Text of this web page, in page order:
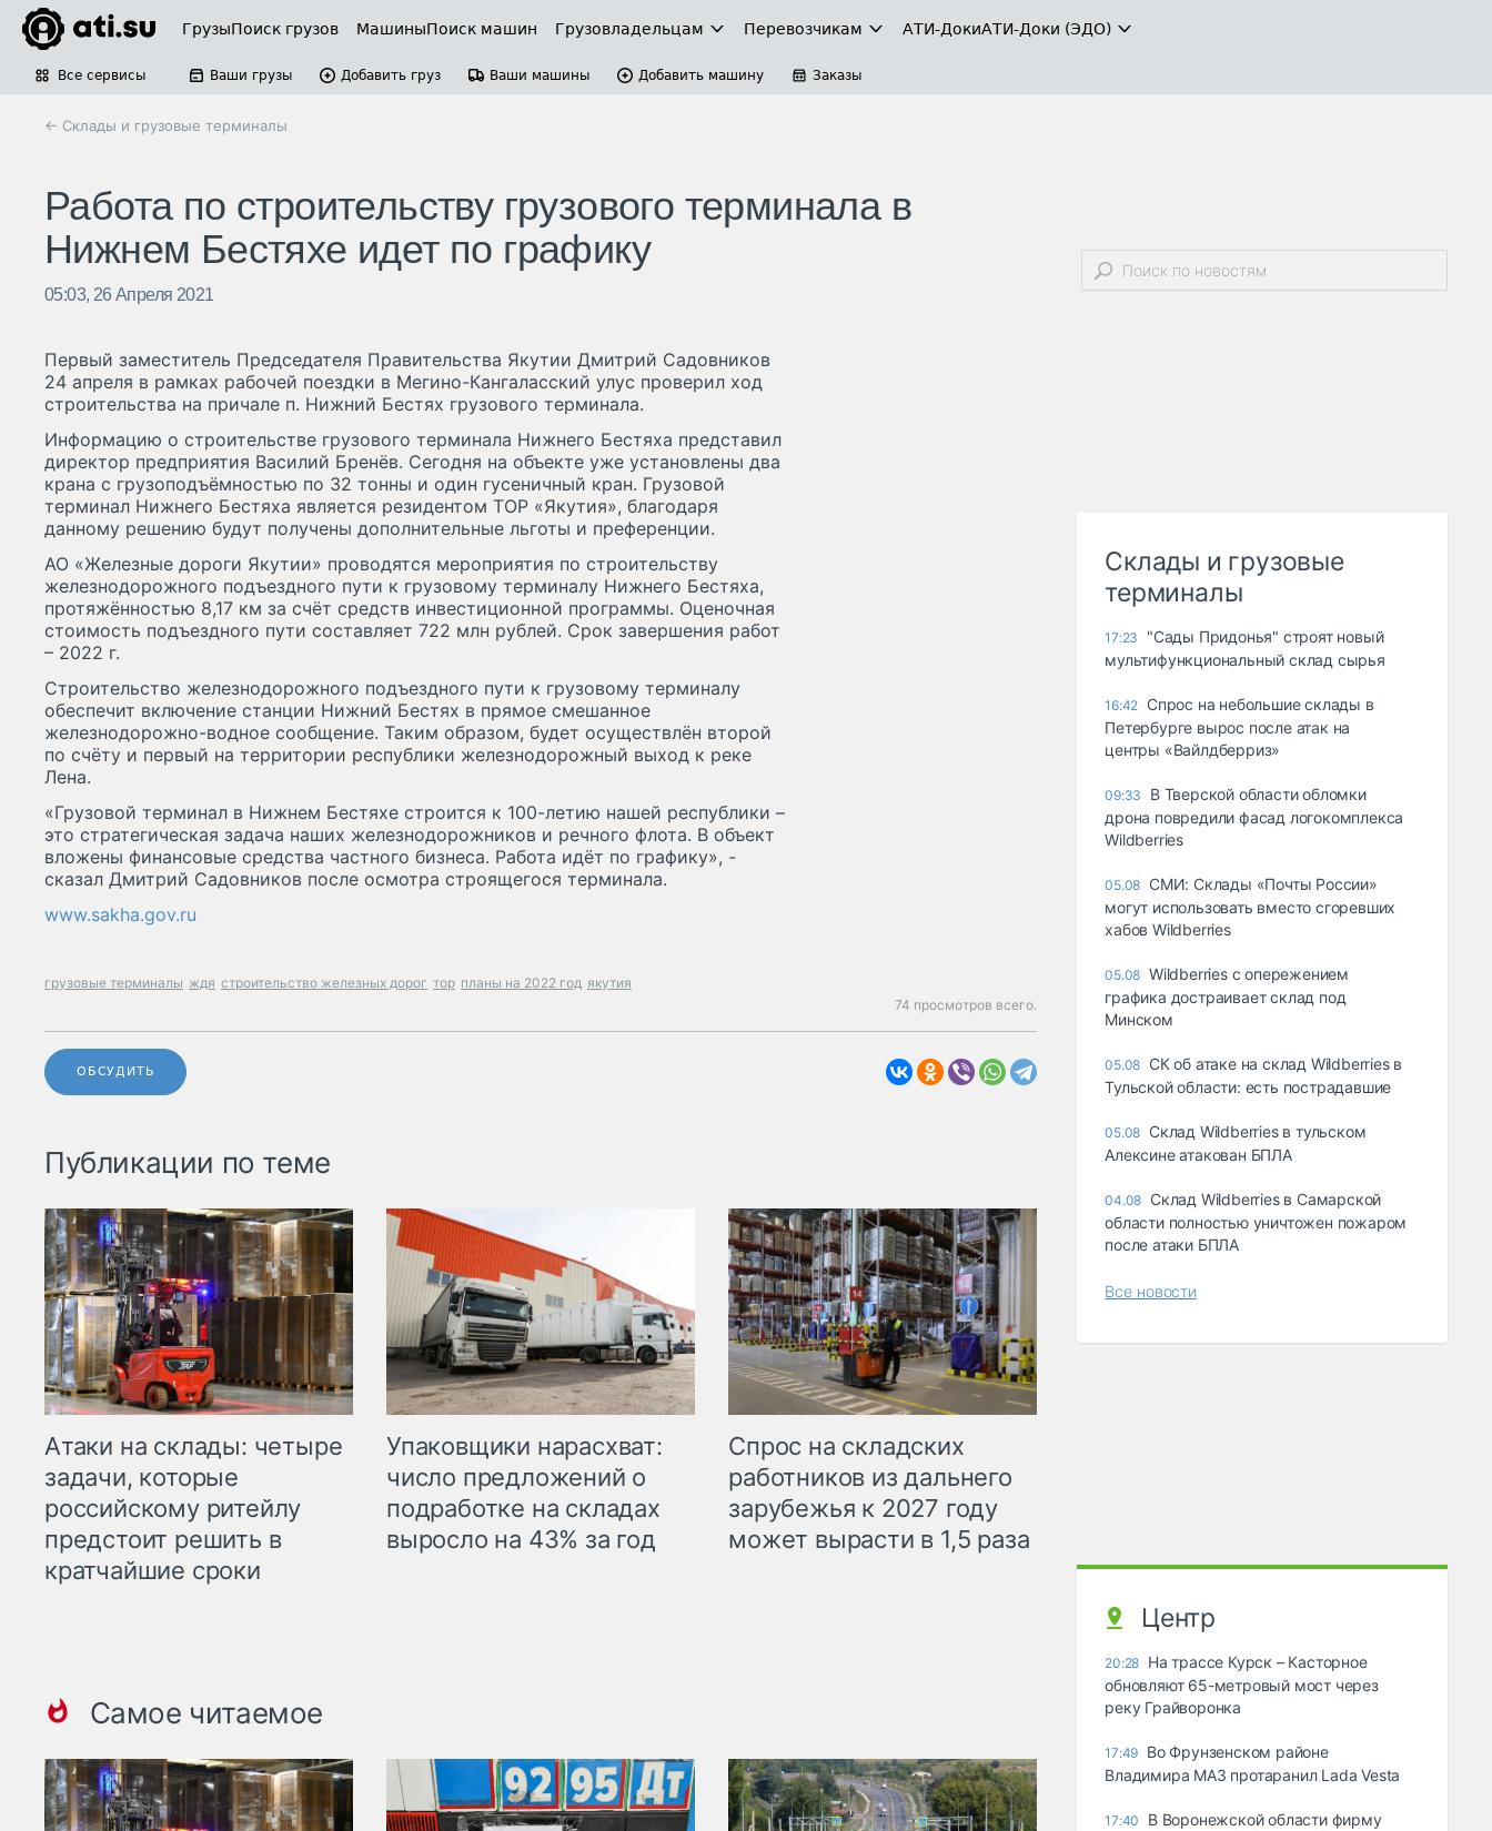
ГрузыПоиск грузов МашиныПоиск машин Грузовладельцам Перевозчикам АТИ-ДокиАТИ-Доки (ЭДО)
Все сервисы Ваши грузы Добавить груз Ваши машины Добавить машину Заказы
← Склады и грузовые терминалы
Работа по строительству грузового терминала в
Нижнем Бестяхе идет по графику
05:03, 26 Апреля 2021
Первый заместитель Председателя Правительства Якутии Дмитрий Садовников
24 апреля в рамках рабочей поездки в Мегино-Кангаласский улус проверил ход
строительства на причале п. Нижний Бестях грузового терминала.
Информацию о строительстве грузового терминала Нижнего Бестяха представил
директор предприятия Василий Бренёв. Сегодня на объекте уже установлены два
крана с грузоподъёмностью по 32 тонны и один гусеничный кран. Грузовой
терминал Нижнего Бестяха является резидентом ТОР «Якутия», благодаря
данному решению будут получены дополнительные льготы и преференции.
АО «Железные дороги Якутии» проводятся мероприятия по строительству
железнодорожного подъездного пути к грузовому терминалу Нижнего Бестяха,
протяжённостью 8,17 км за счёт средств инвестиционной программы. Оценочная
стоимость подъездного пути составляет 722 млн рублей. Срок завершения работ
– 2022 г.
Строительство железнодорожного подъездного пути к грузовому терминалу
обеспечит включение станции Нижний Бестях в прямое смешанное
железнодорожно-водное сообщение. Таким образом, будет осуществлён второй
по счёту и первый на территории республики железнодорожный выход к реке
Лена.
«Грузовой терминал в Нижнем Бестяхе строится к 100-летию нашей республики –
это стратегическая задача наших железнодорожников и речного флота. В объект
вложены финансовые средства частного бизнеса. Работа идёт по графику», -
сказал Дмитрий Садовников после осмотра строящегося терминала.
www.sakha.gov.ru
грузовые терминалы ждя строительство железных дорог тор планы на 2022 год якутия
74 просмотров всего.
ОБСУДИТЬ
Публикации по теме
Атаки на склады: четыре
задачи, которые
российскому ритейлу
предстоит решить в
кратчайшие сроки
Упаковщики нарасхват:
число предложений о
подработке на складах
выросло на 43% за год
Спрос на складских
работников из дальнего
зарубежья к 2027 году
может вырасти в 1,5 раза
Самое читаемое
Склады и грузовые
терминалы
17:23
"Сады Придонья" строят новый
мультифункциональный склад сырья
16:42 Спрос на небольшие склады в
Петербурге вырос после атак на
центры «Вайлдберриз»
09:33
В Тверской области обломки
дрона повредили фасад логокомплекса
Wildberries
05.08 СМИ: Склады «Почты России»
могут использовать вместо сгоревших
хабов Wildberries
05.08 Wildberries с опережением
графика достраивает склад под
Минском
05.08 СК об атаке на склад Wildberries в
Тульской области: есть пострадавшие
05.08 Склад Wildberries в тульском
Алексине атакован БПЛА
04.08 Склад Wildberries в Самарской
области полностью уничтожен пожаром
после атаки БПЛА
Все новости
Центр
20:28 На трассе Курск – Касторное
обновляют 65-метровый мост через
реку Грайворонка
17:49 Во Фрунзенском районе
Владимира МАЗ протаранил Lada Vesta
17:40
В Воронежской области фирму